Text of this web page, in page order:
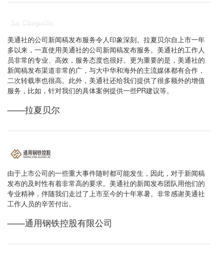
美通社的公司新闻稿发布服务令人印象深刻。拉夏贝尔自上市一年
多以来，一直使用美通社的公司新闻稿发布服务。美通社的工作人
员非常的专业、高效，服务态度也很好。更为重要的是，美通社的
新闻稿发布渠道非常的广，与大中华和海外的主流媒体都有合作，
二次转载率也很高。此外，美通社还给我们提供了很多额外的增值
服务，比如，针对我们的具体案例提供一些PR建议等。
——拉夏贝尔
由于上市公司的一些重大事件随时都可能发生，因此，对于新闻稿
发布的及时性有着非常高的要求。美通社的新闻发布团队用他们的
专业精神，伴随我们走过了上市至今的十年寒暑。非常感谢美通社
工作人员的辛苦付出。
——通用钢铁控股有限公司